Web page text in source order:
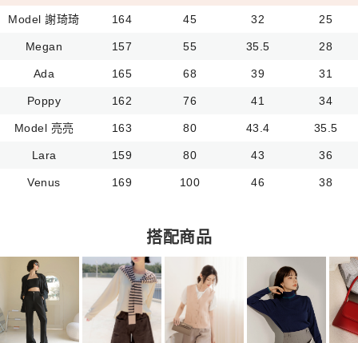
Model 謝琦琦 164 45 32 25
Megan 157 55 35.5 28
Ada 165 68 39 31
Poppy 162 76 41 34
Model 亮亮 163 80 43.4 35.5
Lara 159 80 43 36
Venus 169 100 46 38
搭配商品